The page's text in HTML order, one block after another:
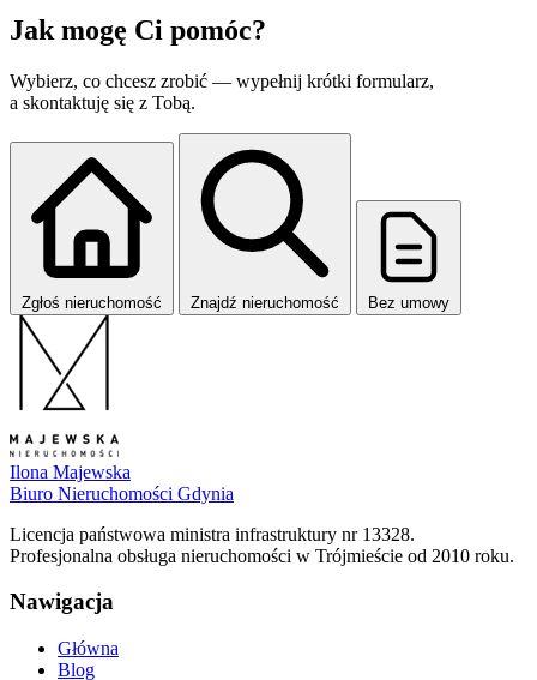
Jak mogę Ci pomóc?
Wybierz, co chcesz zrobić — wypełnij krótki formularz,
a skontaktuję się z Tobą.
Zgłoś nieruchomość Znajdź nieruchomość Bez umowy
Ilona Majewska
Biuro Nieruchomości Gdynia
Licencja państwowa ministra infrastruktury nr 13328.
Profesjonalna obsługa nieruchomości w Trójmieście od 2010 roku.
Nawigacja
Główna
Blog